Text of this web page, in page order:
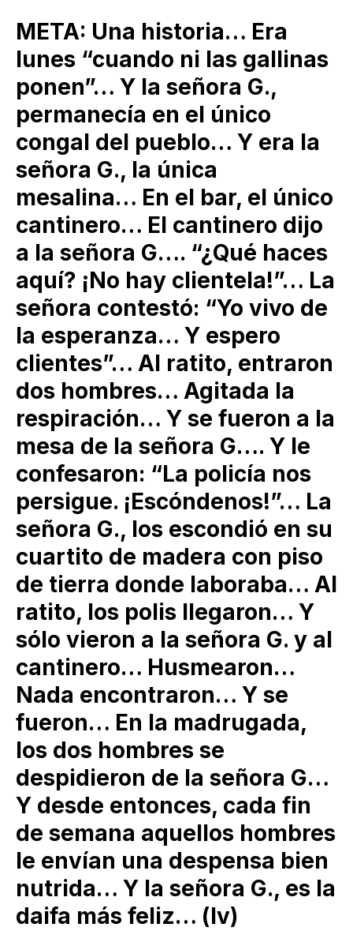
META: Una historia… Era
lunes “cuando ni las gallinas
ponen”… Y la señora G.,
permanecía en el único
congal del pueblo… Y era la
señora G., la única
mesalina… En el bar, el único
cantinero… El cantinero dijo
a la señora G…. “¿Qué haces
aquí? ¡No hay clientela!”… La
señora contestó: “Yo vivo de
la esperanza… Y espero
clientes”… Al ratito, entraron
dos hombres… Agitada la
respiración… Y se fueron a la
mesa de la señora G…. Y le
confesaron: “La policía nos
persigue. ¡Escóndenos!”… La
señora G., los escondió en su
cuartito de madera con piso
de tierra donde laboraba… Al
ratito, los polis llegaron… Y
sólo vieron a la señora G. y al
cantinero… Husmearon…
Nada encontraron… Y se
fueron… En la madrugada,
los dos hombres se
despidieron de la señora G…
Y desde entonces, cada fin
de semana aquellos hombres
le envían una despensa bien
nutrida… Y la señora G., es la
daifa más feliz… (lv)